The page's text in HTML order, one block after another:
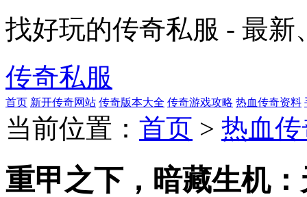
找好玩的传奇私服 - 最
传奇私服
首页 新开传奇网站 传奇版本大全 传奇游戏攻略 热血传奇资料
当前位置： 首页 > 热血
重甲之下，暗藏生机